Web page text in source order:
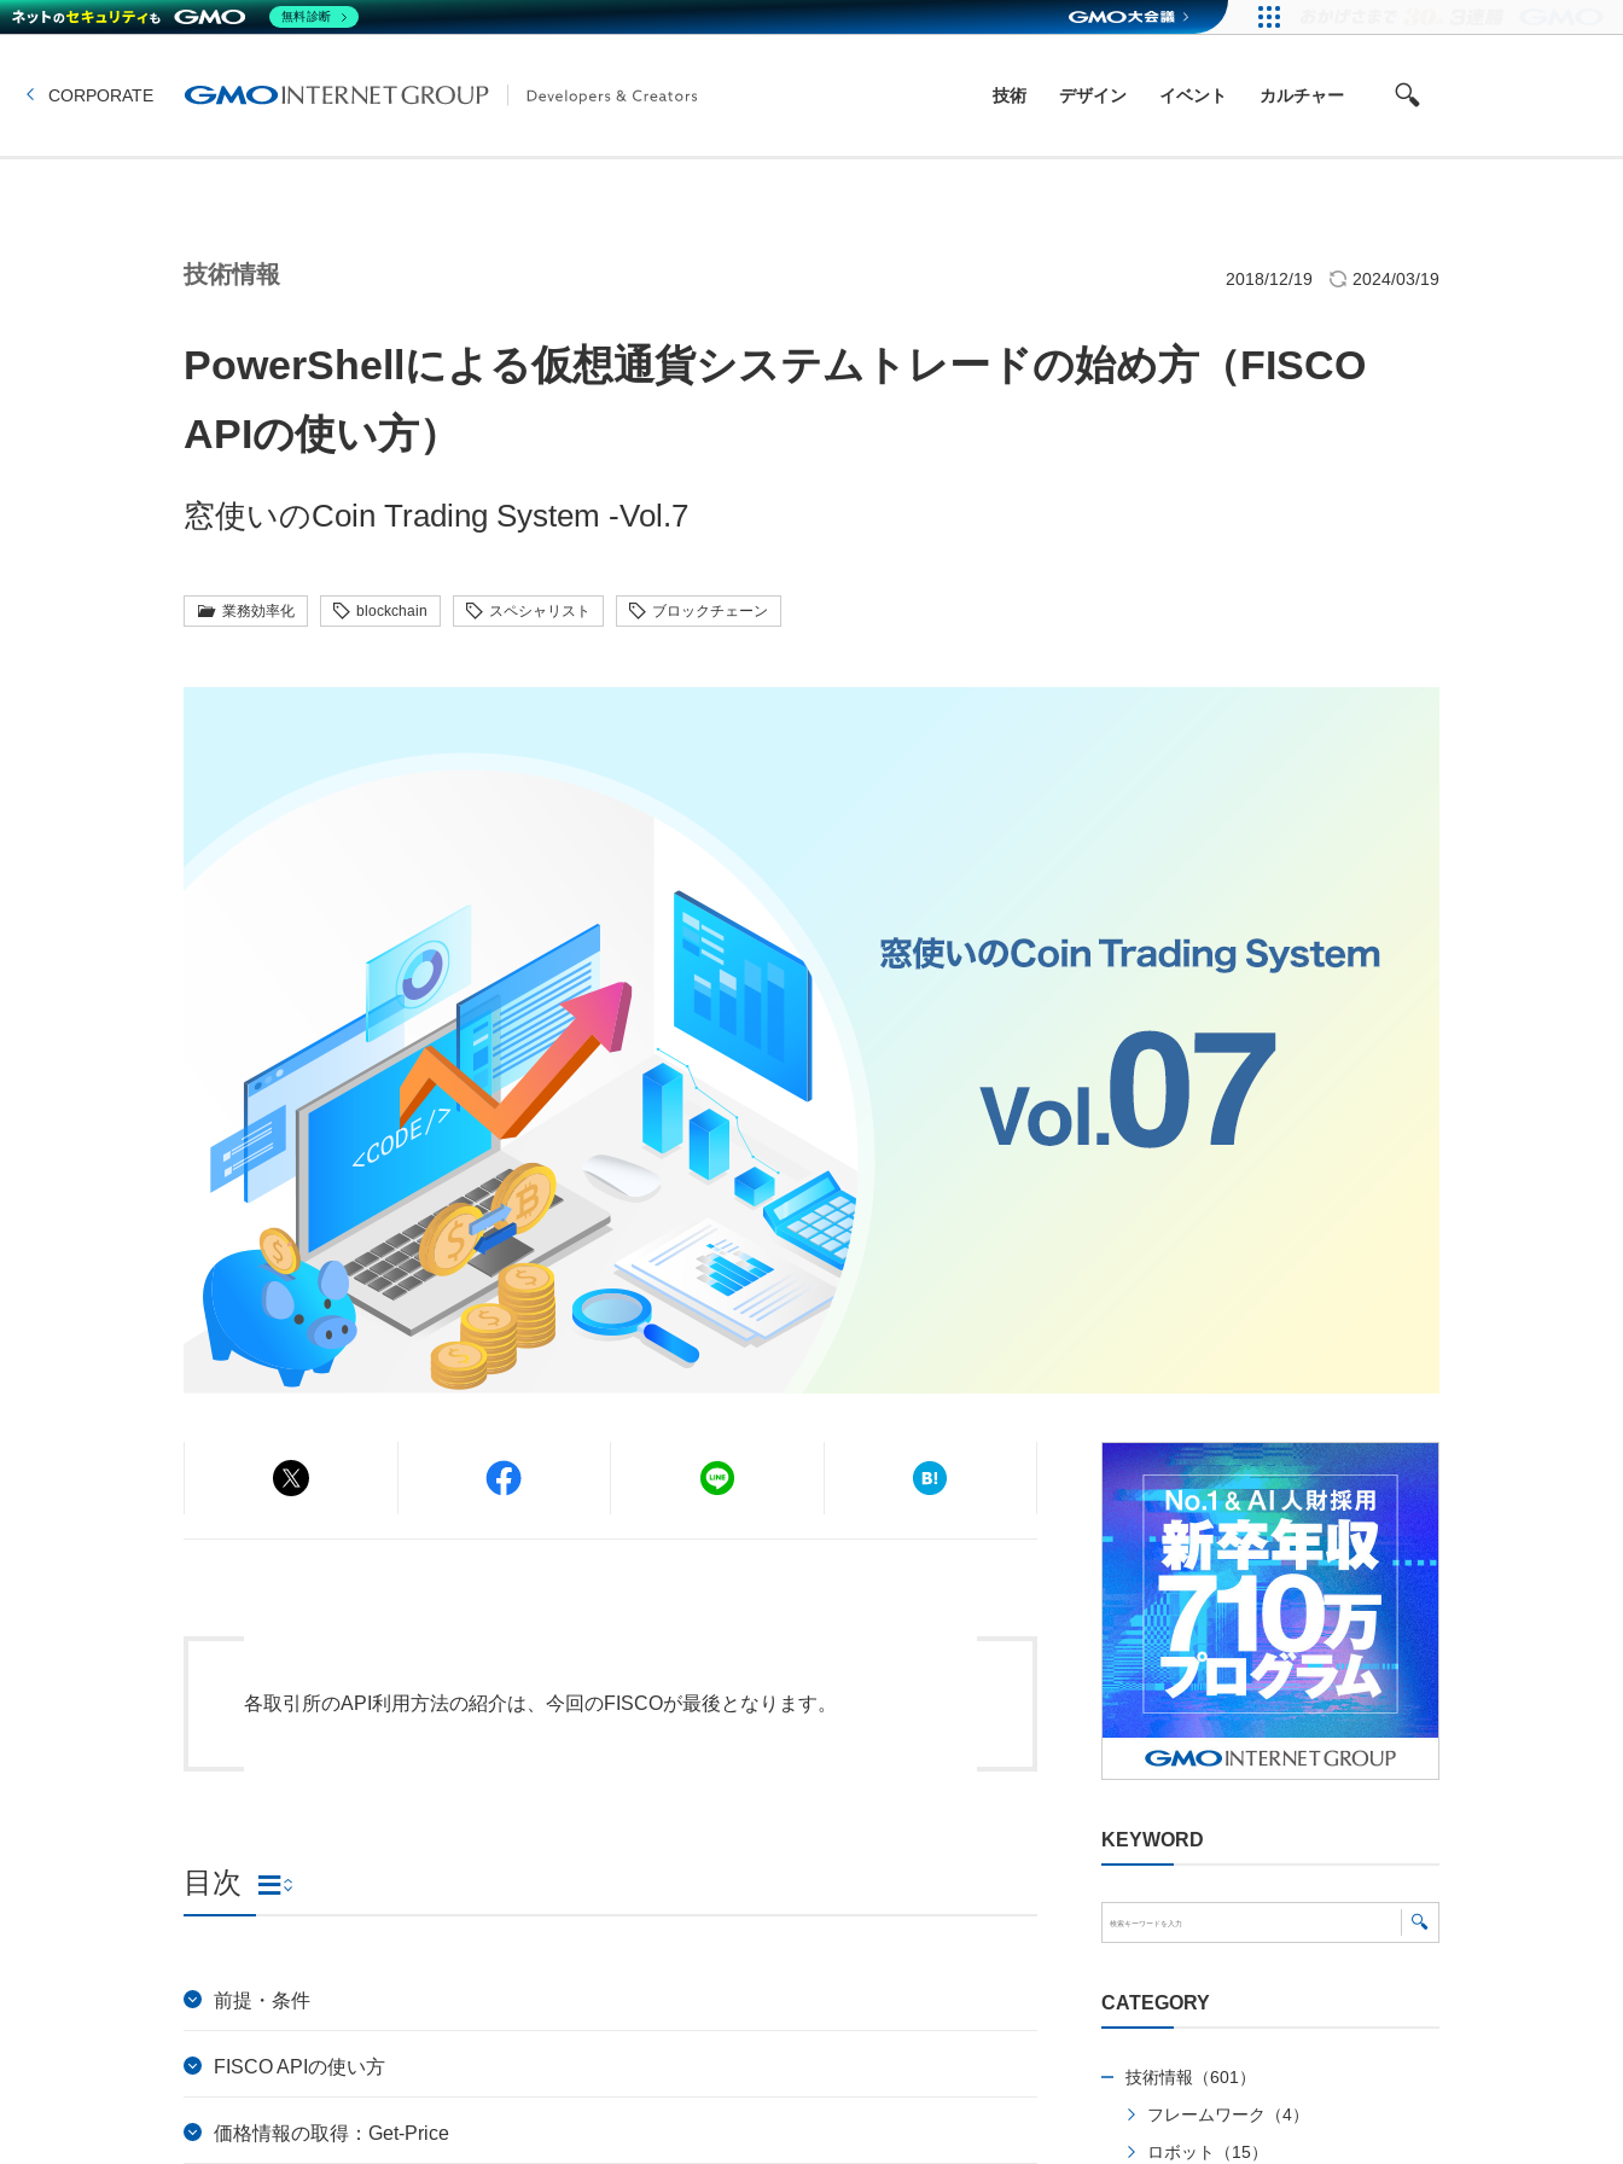
CORPORATE 技術 デザイン イベント カルチャー
技術情報 2018/12/19 2024/03/19
PowerShellによる仮想通貨システムトレードの始め方（FISCO
APIの使い方）
窓使いのCoin Trading System -Vol.7
業務効率化 blockchain スペシャリスト ブロックチェーン
各取引所のAPI利用方法の紹介は、今回のFISCOが最後となります。
目次
前提・条件
FISCO APIの使い方
価格情報の取得：Get-Price
KEYWORD
CATEGORY
技術情報（601）
フレームワーク（4）
ロボット（15）
無料診断